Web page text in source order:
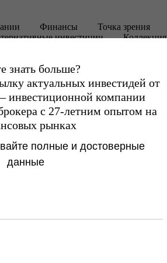
Финансы Точка зрения
инвестиции
Коллекция
валютных
знать больше?
актуальных инвестидей от
инвестиционной компании
с 27-летним опытом на
рынках
полные и достоверные
данные